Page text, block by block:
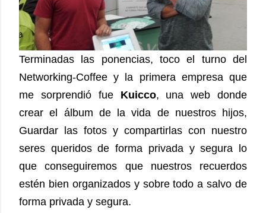
Terminadas las ponencias, toco el turno del
Networking-Coffee y la primera empresa que
me sorprendió fue Kuicco, una web donde
crear el álbum de la vida de nuestros hijos,
Guardar las fotos y compartirlas con nuestro
seres queridos de forma privada y segura lo
que conseguiremos que nuestros recuerdos
estén bien organizados y sobre todo a salvo de
forma privada y segura.